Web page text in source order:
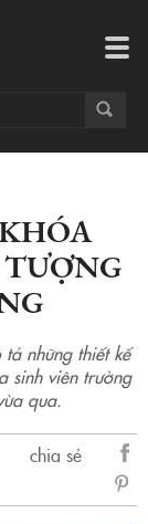
những thiết kế
sinh viên trường
qua.
chia sẻ
sẻ